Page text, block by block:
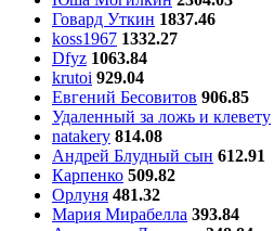
Говард Уткин 1837.46
koss1967 1332.27
Dfyz 1063.84
krutoi 929.04
Евгений Бесовитов 906.85
Удаленный за ложь и клевету
natakery 814.08
Андрей Блудный сын 612.91
Карпенко 509.82
Орлуня 481.32
Мария Мирабелла 393.84